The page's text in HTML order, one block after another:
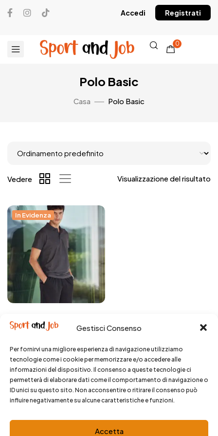
Gestisci Consenso
Per fornirvi una migliore esperienza di navigazione utilizziamo
tecnologie come i cookie per memorizzare e/o accedere alle
informazioni del dispositivo. Il consenso a queste tecnologie ci
permetterà di elaborare dati come il comportamento di navigazione o
ID unici su questo sito. Non acconsentire o ritirare il consenso può
influire negativamente su alcune caratteristiche e funzioni.
Accetta
Accedi Registrati
0
Polo Basic
Casa Polo Basic
Visualizzazione del risultato
Vedere
In Evidenza
11,90